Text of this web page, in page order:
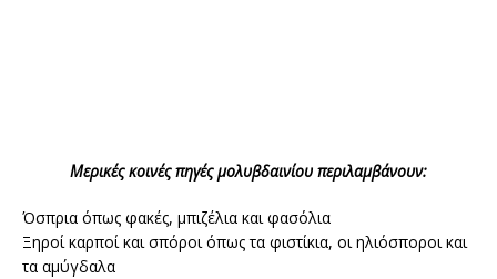
Μερικές κοινές πηγές μολυβδαινίου περιλαμβάνουν:
Όσπρια όπως φακές, μπιζέλια και φασόλια
Ξηροί καρποί και σπόροι όπως τα φιστίκια, οι ηλιόσποροι και
τα αμύγδαλα